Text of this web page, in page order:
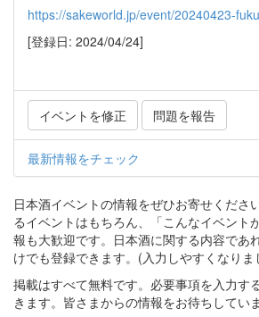
https://sakeworld.jp/event/20240423-
[登録日: 2024/04/24]
イベントを修正 問題を報告
最新情報をチェック
日本酒イベントの情報をぜひお寄せくださ
るイベントはもちろん、「こんなイベント
報も大歓迎です。日本酒に関する内容であ
けでも登録できます。(入力しやすくなりま
掲載はすべて無料です。必要事項を入力す
きます。皆さまからの情報をお待ちしてい